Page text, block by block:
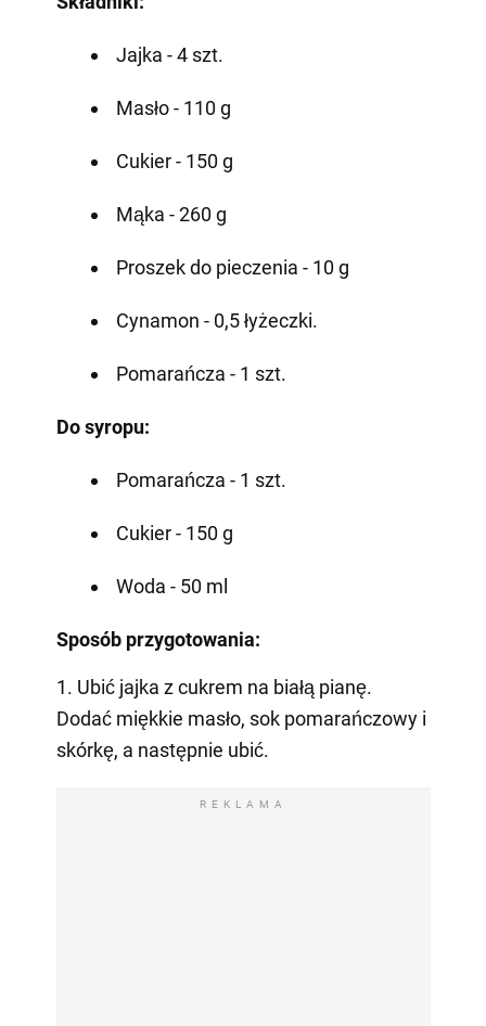
Jajka - 4 szt.
Masło - 110 g
Cukier - 150 g
Mąka - 260 g
Proszek do pieczenia - 10 g
Cynamon - 0,5 łyżeczki.
Pomarańcza - 1 szt.
Do syropu:
Pomarańcza - 1 szt.
Cukier - 150 g
Woda - 50 ml
Sposób przygotowania:
1. Ubić jajka z cukrem na białą pianę.
Dodać miękkie masło, sok pomarańczowy i
skórkę, a następnie ubić.
REKLAMA